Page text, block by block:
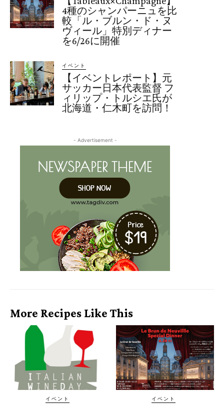
4種のシャンパーニュを比
較「ル・ブルン・ド・ヌ
ヴィール」特別ディナー
を6/26に開催
イベント
【イベントレポート】元
サッカー日本代表監督 フ
ィリップ・トルシエ氏が
北海道・仁木町を訪問！
- Advertisement -
More Recipes Like This
イベント イベント